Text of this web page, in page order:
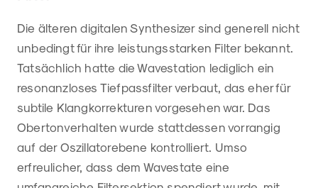
Die älteren digitalen Synthesizer sind generell nicht
unbedingt für ihre leistungsstarken Filter bekannt.
Tatsächlich hatte die Wavestation lediglich ein
resonanzloses Tiefpassfilter verbaut, das eher für
subtile Klangkorrekturen vorgesehen war. Das
Obertonverhalten wurde stattdessen vorrangig
auf der Oszillatorebene kontrolliert. Umso
erfreulicher, dass dem Wavestate eine